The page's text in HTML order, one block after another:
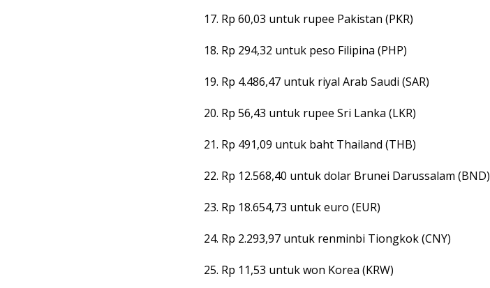
17. Rp 60,03 untuk rupee Pakistan (PKR)
18. Rp 294,32 untuk peso Filipina (PHP)
19. Rp 4.486,47 untuk riyal Arab Saudi (SAR)
20. Rp 56,43 untuk rupee Sri Lanka (LKR)
21. Rp 491,09 untuk baht Thailand (THB)
22. Rp 12.568,40 untuk dolar Brunei Darussalam (BND)
23. Rp 18.654,73 untuk euro (EUR)
24. Rp 2.293,97 untuk renminbi Tiongkok (CNY)
25. Rp 11,53 untuk won Korea (KRW)